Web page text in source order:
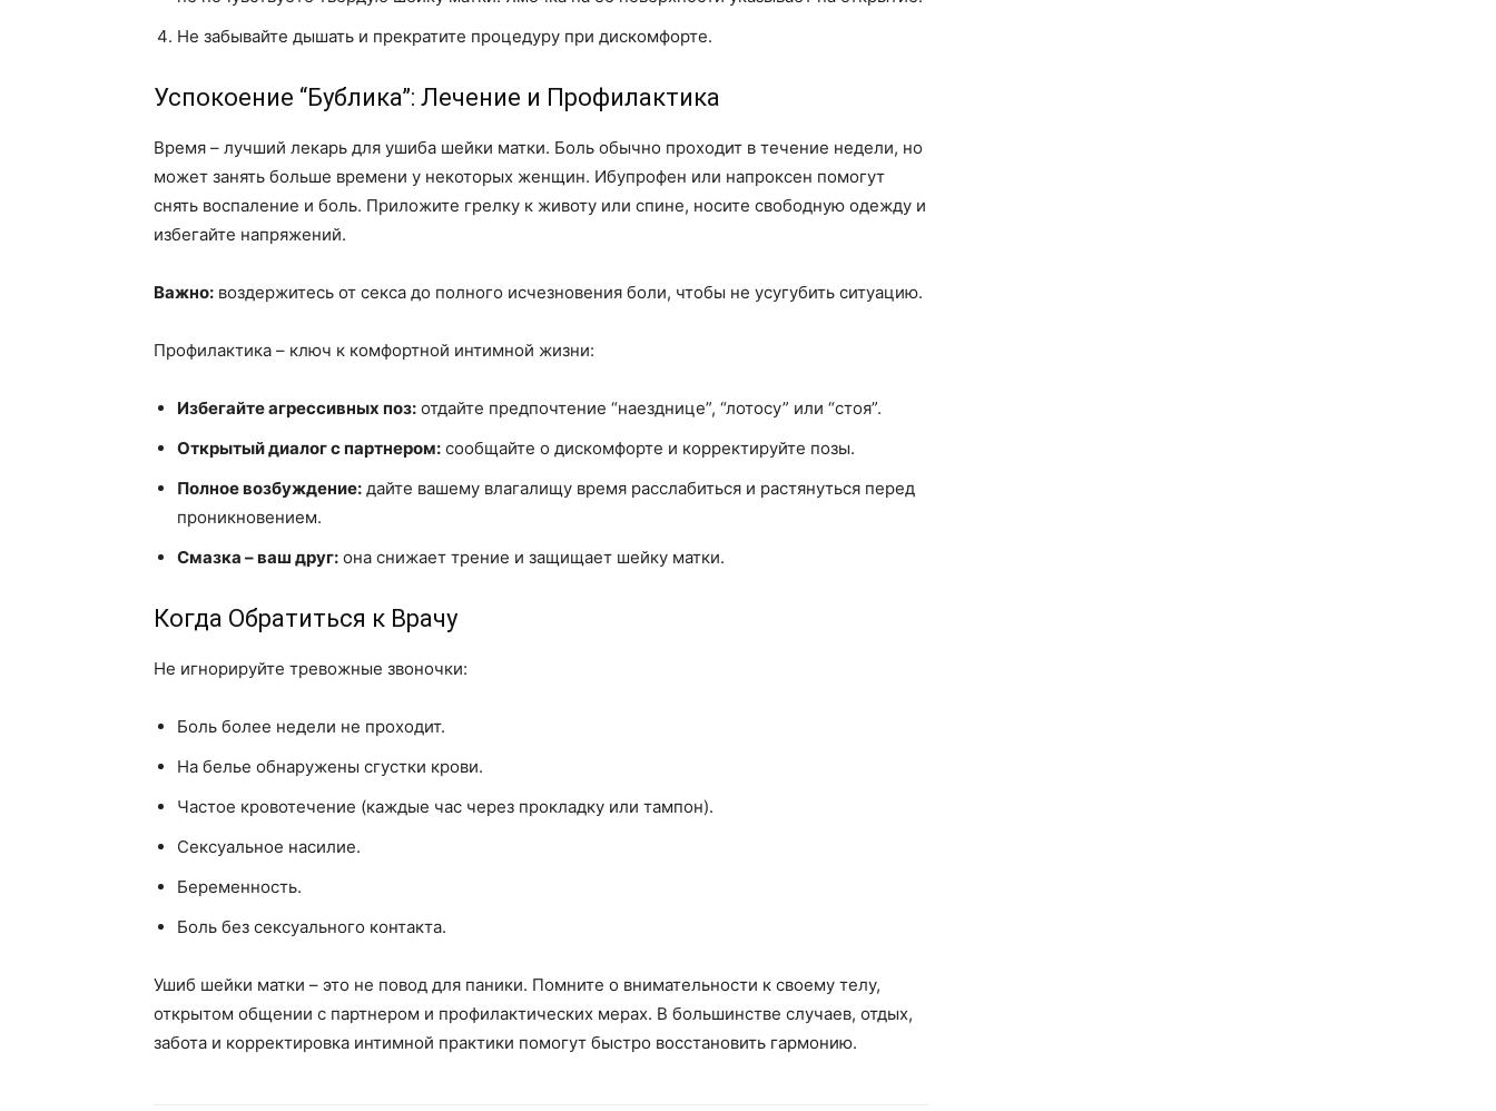
Не забывайте дышать и прекратите процедуру при дискомфорте.
Успокоение “Бублика”: Лечение и Профилактика
Время – лучший лекарь для ушиба шейки матки. Боль обычно проходит в течение недели, но
может занять больше времени у некоторых женщин. Ибупрофен или напроксен помогут
снять воспаление и боль. Приложите грелку к животу или спине, носите свободную одежду и
избегайте напряжений.
Важно: воздержитесь от секса до полного исчезновения боли, чтобы не усугубить ситуацию.
Профилактика – ключ к комфортной интимной жизни:
Избегайте агрессивных поз: отдайте предпочтение “наезднице”, “лотосу” или “стоя”.
Открытый диалог с партнером: сообщайте о дискомфорте и корректируйте позы.
Полное возбуждение: дайте вашему влагалищу время расслабиться и растянуться перед
проникновением.
Смазка – ваш друг: она снижает трение и защищает шейку матки.
Когда Обратиться к Врачу
Не игнорируйте тревожные звоночки:
Боль более недели не проходит.
На белье обнаружены сгустки крови.
Частое кровотечение (каждые час через прокладку или тампон).
Сексуальное насилие.
Беременность.
Боль без сексуального контакта.
Ушиб шейки матки – это не повод для паники. Помните о внимательности к своему телу,
открытом общении с партнером и профилактических мерах. В большинстве случаев, отдых,
забота и корректировка интимной практики помогут быстро восстановить гармонию.